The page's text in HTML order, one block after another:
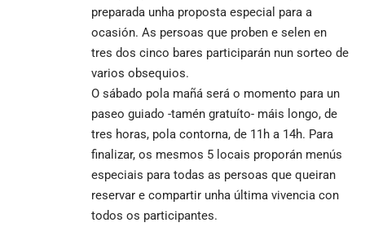
preparada unha proposta especial para a
ocasión. As persoas que proben e selen en
tres dos cinco bares participarán nun sorteo de
varios obsequios.
O sábado pola mañá será o momento para un
paseo guiado -tamén gratuíto- máis longo, de
tres horas, pola contorna, de 11h a 14h. Para
finalizar, os mesmos 5 locais proporán menús
especiais para todas as persoas que queiran
reservar e compartir unha última vivencia con
todos os participantes.